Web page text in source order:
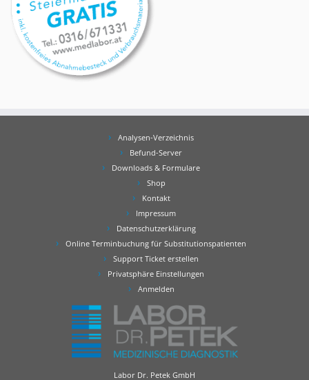
Analysen-Verzeichnis
Befund-Server
Downloads & Formulare
Shop
Kontakt
Impressum
Datenschutzerklärung
Online Terminbuchung für Substitutionspatienten
Support Ticket erstellen
Privatsphäre Einstellungen
Anmelden
Labor Dr. Petek GmbH